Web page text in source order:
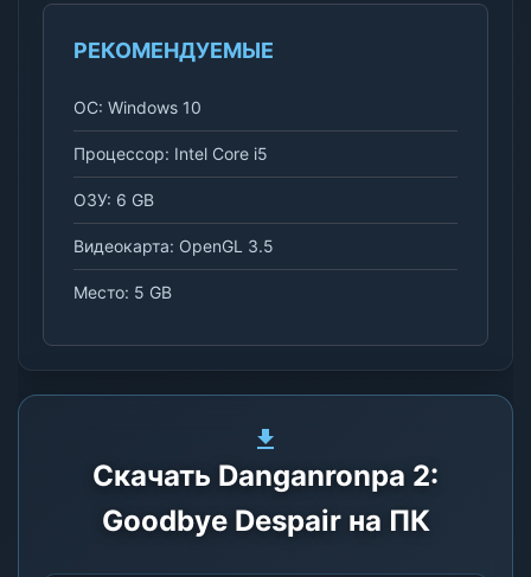
РЕКОМЕНДУЕМЫЕ
ОС: Windows 10
Процессор: Intel Core i5
ОЗУ: 6 GB
Видеокарта: OpenGL 3.5
Место: 5 GB
Скачать Danganronpa 2:
Goodbye Despair на ПК